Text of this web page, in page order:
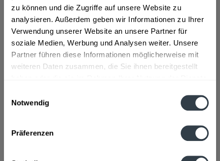
zu können und die Zugriffe auf unsere Website zu
analysieren. Außerdem geben wir Informationen zu Ihrer
Verwendung unserer Website an unsere Partner für
soziale Medien, Werbung und Analysen weiter. Unsere
Partner führen diese Informationen möglicherweise mit
weiteren Daten zusammen, die Sie ihnen bereitgestellt
Notwendig
Präferenzen
Zutaten und Allergene
Enthält SULFITEmehr
Lebensmittelunternehmer
Josef-Lantenhammer-Platz 1 83734 Hausham/Schliersee
Alkoholgehalt
Ähnliche Artikel